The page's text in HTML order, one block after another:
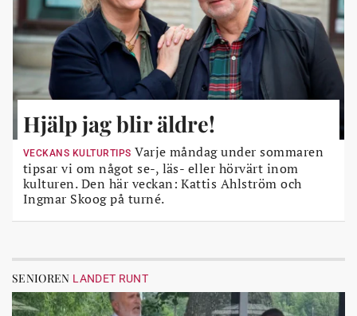
Hjälp jag blir äldre!
VECKANS KULTURTIPS Varje måndag under sommaren
tipsar vi om något se-, läs- eller hörvärt inom
kulturen. Den här veckan: Kattis Ahlström och
Ingmar Skoog på turné.
SENIOREN LANDET RUNT